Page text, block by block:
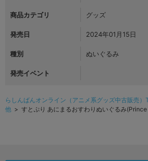
商品カテゴリ グッズ
発売日 2024年01月15日
種別 ぬいぐるみ
発売イベント
らしんばんオンライン（アニメ系グッズ中古販売）
他 > すとぷり あにまるおすわりぬいぐるみ(Prince